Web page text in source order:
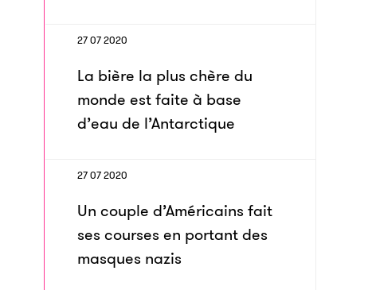
27 07 2020
La bière la plus chère du
monde est faite à base
d’eau de l’Antarctique
27 07 2020
Un couple d’Américains fait
ses courses en portant des
masques nazis